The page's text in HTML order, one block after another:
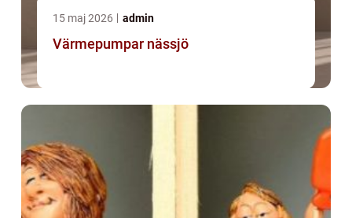
15 maj 2026 admin
Värmepumpar nässjö